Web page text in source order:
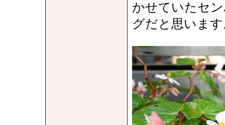
かせていたセ
グだと思いま